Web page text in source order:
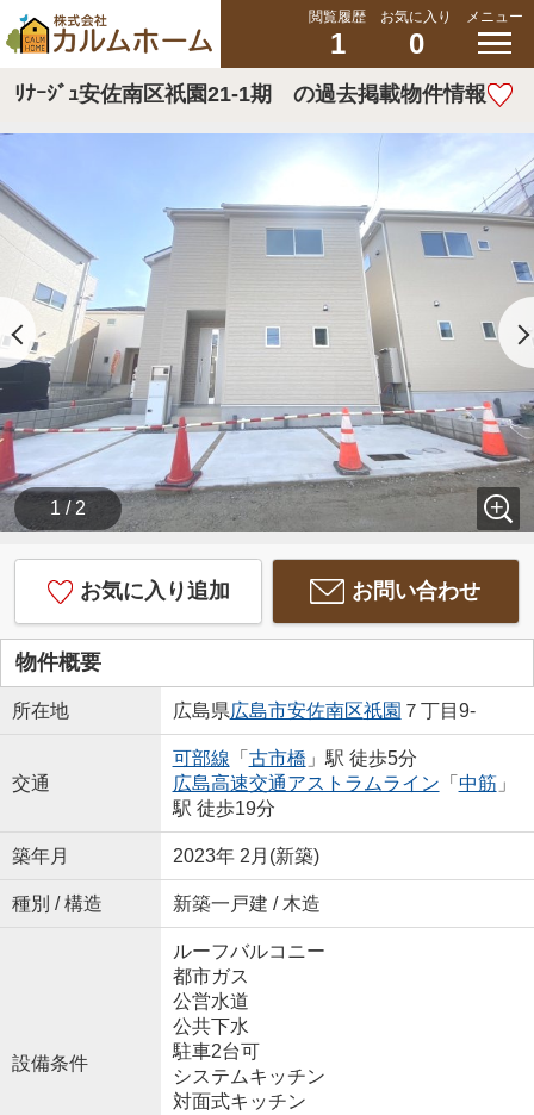
閲覧履歴
1
お気に入り
0
メニュー
ﾘﾅｰｼﾞｭ安佐南区祇園21-1期 の過去掲載物件情報
1 / 2
お気に入り追加 お問い合わせ
物件概要
所在地 広島県広島市安佐南区祇園 ７丁目9-
交通
可部線 「 古市橋 」駅 徒歩5分
広島高速交通アストラムライン 「 中筋」
駅 徒歩19分
築年月 2023年 2月(新築)
種別 / 構造 新築一戸建 / 木造
設備条件
ルーフバルコニー
都市ガス
公営水道
公共下水
駐車2台可
システムキッチン
対面式キッチン